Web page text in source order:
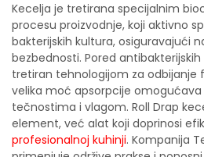
Kecelja je tretirana specijalnim
procesu proizvodnje, koji aktivno
bakterijskih kultura, osiguravajući
bezbednosti. Pored
tretiran tehnologijom za
velika moć apsorpcije omogućava
tečnostima i vlagom. Roll Drap
element, već alat koji doprinosi
profesionalnoj kuhinji. Kompanija